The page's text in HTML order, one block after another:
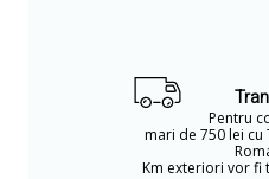
Pentru
mari de 750 lei cu
Km exteriori vor fi